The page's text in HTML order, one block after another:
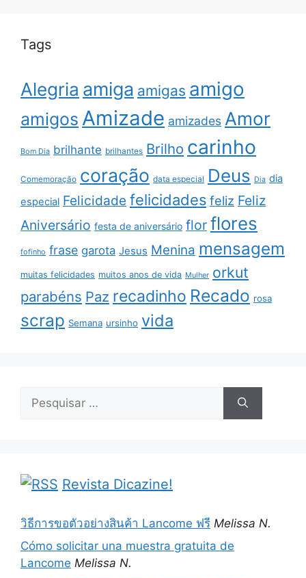
Tags
Alegria amiga amigas amigo
amigos Amizade amizades Amor
Bom Dia brilhante brilhantes Brilho carinho
Comemoração coração data especial Deus Dia dia
especial Felicidade felicidades feliz Feliz
Aniversário festa de aniversário flor flores
fofinho frase garota Jesus Menina mensagem
muitas felicidades muitos anos de vida Mulher orkut
parabéns Paz recadinho Recado rosa
scrap Semana ursinho vida
por:
Revista Dicazine!
วิธีการขอตัวอย่างสินค้า Lancome ฟรี Melissa N.
Cómo solicitar una muestra gratuita de
Lancome Melissa N.